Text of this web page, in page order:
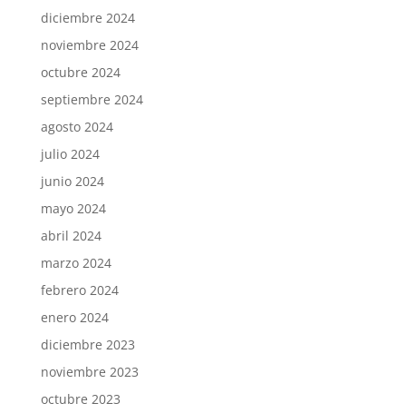
diciembre 2024
noviembre 2024
octubre 2024
septiembre 2024
agosto 2024
julio 2024
junio 2024
mayo 2024
abril 2024
marzo 2024
febrero 2024
enero 2024
diciembre 2023
noviembre 2023
octubre 2023